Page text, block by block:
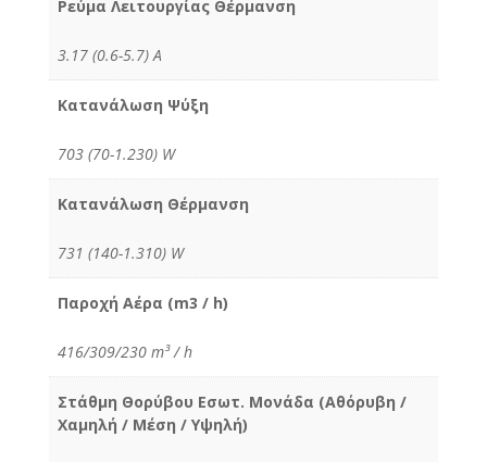
Ρεύμα Λειτουργίας Θέρμανση
3.17 (0.6-5.7) Α
Κατανάλωση Ψύξη
703 (70-1.230) W
Κατανάλωση Θέρμανση
731 (140-1.310) W
Παροχή Αέρα (m3 / h)
416/309/230 m³ / h
Στάθμη Θορύβου Εσωτ. Μονάδα (Αθόρυβη /
Χαμηλή / Μέση / Υψηλή)